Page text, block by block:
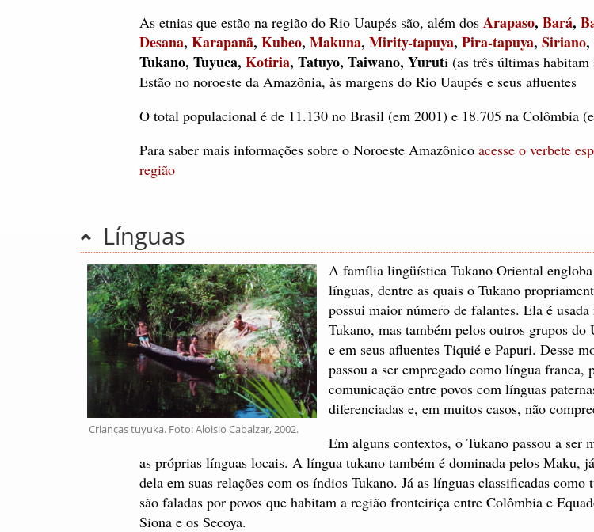
As etnias que estão na região do Rio Uaupés são, além dos Arapaso, Bará,
Desana, Karapanã, Kubeo, Makuna, Mirity-tapuya, Pira-tapuya, Siriano,
Tukano, Tuyuca, Kotiria, Tatuyo, Taiwano, Yuruti (as três últimas
Estão no noroeste da Amazônia, às margens do Rio Uaupés e seus afluentes
O total populacional é de 11.130 no Brasil (em 2001) e 18.705 na Colômbia
Para saber mais informações sobre o Noroeste Amazônico acesse o verbete
região
Línguas
Crianças tuyuka. Foto: Aloisio Cabalzar, 2002.
A família lingüística Tukano Oriental
línguas, dentre as quais o Tukano
possui maior número de falantes. Ela é usada
Tukano, mas também pelos outros grupos do
e em seus afluentes Tiquié e Papuri. Desse
passou a ser empregado como língua franca,
comunicação entre povos com línguas
diferenciadas e, em muitos casos, não
Em alguns contextos, o Tukano passou a ser
as próprias línguas locais. A língua tukano também é dominada pelos Maku,
dela em suas relações com os índios Tukano. Já as línguas classificadas como
são faladas por povos que habitam a região fronteiriça entre Colômbia e
Siona e os Secoya.